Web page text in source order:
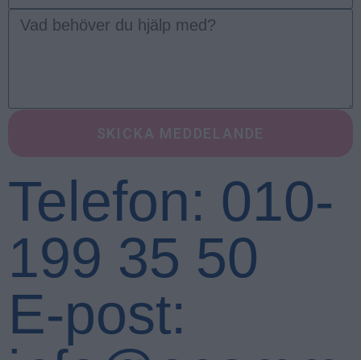
SKICKA MEDDELANDE
Telefon: 010-
199 35 50
E-post: